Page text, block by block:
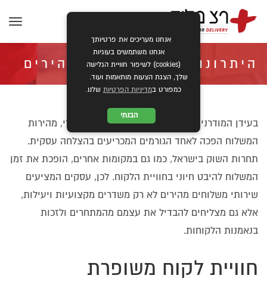
היתרונות של משלוחים מהירים
לעסקים בתחרות השוק בישראל
»
» היתרונות של משלוחים מהירים לעסקים בתחרות השוק בישראל
בעידן המודרני, שבו כל לקוח מצפה לשירות מיידי, מהירות
המשלוח הפכה לאחד הגורמים המכריעים בהצלחה עסקית.
תחרות השוק בישראל, כמו גם במקומות אחרים, הופכת את זמן
המשלוח להיבט חיוני בחוויית הלקוח. לכן, עסקים המציעים
שירותי משלוחים מהירים לא רק משדרים מקצועיות ויעילות,
אלא גם מצליחים להבדיל את עצמם מהמתחרים ולזכות
בנאמנות הלקוחות.
חוויית לקוח משופרת
אנחנו מעריכים את פרטיותך
אנחנו משתמשים בעוגיות
(cookies) לשיפור חוויית הגלישה
שלך, הצגת הצעות מותאמות ועוד.
כמפורט במדיניות הפרטיות שלנו.
הבנתי